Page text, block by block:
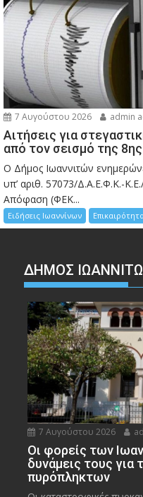
7 Αυγούστου 2026 admin
Αιτήσεις για
από τον σεισμό της
Ο Δήμος Ιωαννιτών
υπ’ αριθ. 57073/Δ.Α.Ε.Φ.Κ.-
Απόφαση (ΦΕΚ...
Ειδήσεις Ιωαννίνων Επικαιρότητα
ΔΗΜΟΣ
7 Αυγούστου 2026
Οι φορείς των
δυνάμεις τους για
πυρόπληκτων